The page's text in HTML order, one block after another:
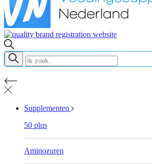
Supplementen
50 plus
Aminozuren